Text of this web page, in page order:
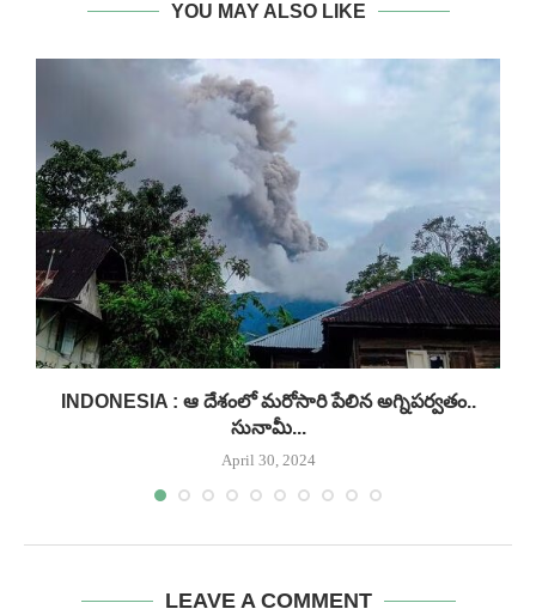
YOU MAY ALSO LIKE
INDONESIA : ఆ దేశంలో మరోసారి పేలిన అగ్నిపర్వతం..
సునామీ...
April 30, 2024
LEAVE A COMMENT